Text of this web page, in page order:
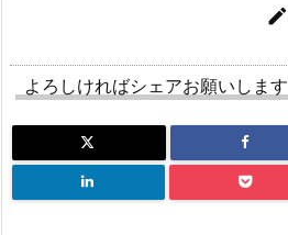

よろしければシェアお願いします